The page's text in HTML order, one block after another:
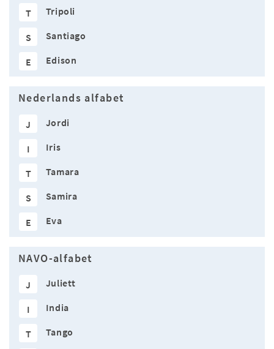
T Tripoli
S Santiago
E Edison
Nederlands alfabet
J Jordi
I Iris
T Tamara
S Samira
E Eva
NAVO-alfabet
J Juliett
I India
T Tango